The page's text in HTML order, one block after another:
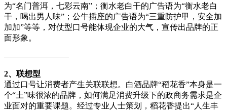
为“名门普洱，七彩云南”；衡水老白干的广告语为“衡水老白
干，喝出男人味”；公牛插座的广告语为“三重防护甲，安全加
加加”等等，对仗型口号能体现企业的大气，宣传出品牌的正
面形象。
————————
2、联想型
通过口号让消费者产生关联联想。白酒品牌“稻花香”本身是一
个“土”味很浓的品牌，如何满足消费升级下的政商务需求是企
业面对的重要课题。经过专业人士策划，稻花香提出“人生丰